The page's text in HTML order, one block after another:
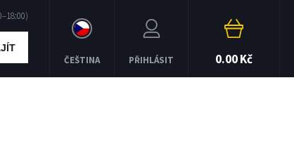
ČEŠTINA PŘIHLÁSIT 0.00 Kč